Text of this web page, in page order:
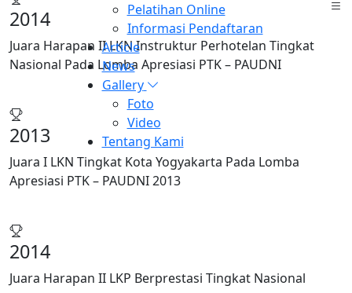
Pelatihan Online
Informasi Pendaftaran
Article
News
Gallery
Foto
Video
Tentang Kami
2014
Juara Harapan II LKN Instruktur Perhotelan Tingkat
Nasional Pada Lomba Apresiasi PTK – PAUDNI
2013
Juara I LKN Tingkat Kota Yogyakarta Pada Lomba
Apresiasi PTK – PAUDNI 2013
2014
Juara Harapan II LKP Berprestasi Tingkat Nasional